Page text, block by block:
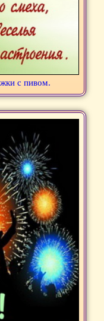
с пивом.